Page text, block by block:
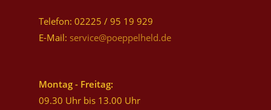
Telefon: 02225 / 95 19 929
E-Mail: service@poeppelheld.de
Montag - Freitag:
09.30 Uhr bis 13.00 Uhr